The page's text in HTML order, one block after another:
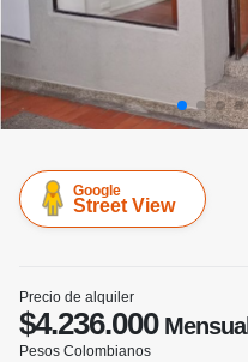
Google
Street View
Precio de alquiler
$4.236.000Mensual
Pesos Colombianos